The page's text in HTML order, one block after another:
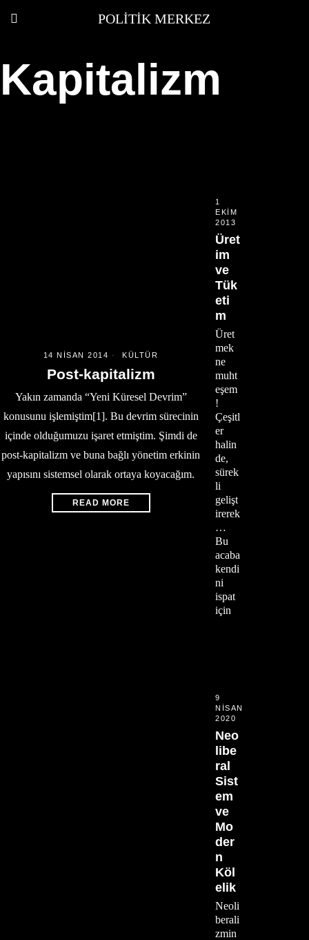
POLITIK MERKEZ
Kapitalizm
14 NISAN 2014 KÜLTÜR
Post-kapitalizm
Yakın zamanda “Yeni Küresel Devrim”
konusunu işlemiştim[1]. Bu devrim sürecinin
içinde olduğumuzu işaret etmiştim. Şimdi de
post-kapitalizm ve buna bağlı yönetim erkinin
yapısını sistemsel olarak ortaya koyacağım.
READ MORE
1
EKIM
2013
Üret
im
ve
Tük
eti
m
Üret
mek
ne
muht
eşem
!
Çeşitl
er
halin
de,
sürek
li
gelişt
irerek
…
Bu
acaba
kendi
ni
ispat
için
9
NISAN
2020
Neo
libe
ral
Sist
em
ve
Mo
der
n
Köl
elik
Neoli
berali
zmin